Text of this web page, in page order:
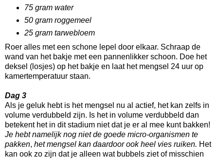
75 gram water
50 gram roggemeel
25 gram tarwebloem
Roer alles met een schone lepel door elkaar. Schraap de
wand van het bakje met een pannenlikker schoon. Doe het
deksel (losjes) op het bakje en laat het mengsel 24 uur op
kamertemperatuur staan.
Dag 3
Als je geluk hebt is het mengsel nu al actief, het kan zelfs in
volume verdubbeld zijn. Is het in volume verdubbeld dan
betekent het in dit stadium niet dat je er al mee kunt bakken!
Je hebt namelijk nog niet de goede micro-organismen te
pakken, het mengsel kan daardoor ook heel vies ruiken. Het
kan ook zo zijn dat je alleen wat bubbels ziet of misschien